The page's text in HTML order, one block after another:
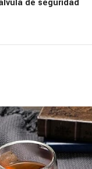
de seguridad